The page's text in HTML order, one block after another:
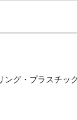
グ・プラスチッ